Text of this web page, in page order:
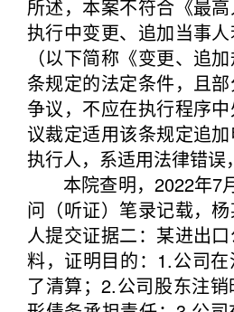
所述，本案不符合《最
执行中变更、追加当事人
（以下简称《变更、追
条规定的法定条件，且
争议，不应在执行程序
议裁定适用该条规定追
执行人，系适用法律错误
本院查明，2022年7
问（听证）笔录记载，
人提交证据二：某进出
料，证明目的：1.公司
了清算；2.公司股东注